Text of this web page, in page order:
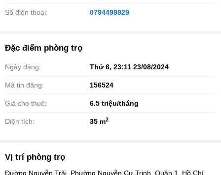
Số điện thoại: 0794499929
Đặc điểm phòng trọ
Ngày đăng: Thứ 6, 23:11 23/08/2024
Mã tin đăng: 156524
Giá cho thuê: 6.5 triệu/tháng
Diện tích: 35 m2
Vị trí phòng trọ
Đường Nguyễn Trãi, Phường Nguyễn Cư Trinh, Quận 1, Hồ Chí